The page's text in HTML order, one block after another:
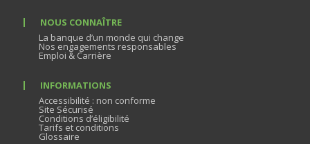
NOUS CONNAÎTRE
La banque d’un monde qui change
Nos engagements responsables
Emploi & Carrière
INFORMATIONS
Accessibilité : non conforme
Site Sécurisé
Conditions d’éligibilité
Tarifs et conditions
Glossaire